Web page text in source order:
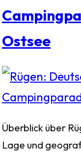
Ostsee
Überblick über
Lage und